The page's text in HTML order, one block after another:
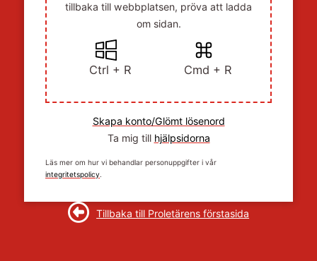
tillbaka till webbplatsen, pröva att ladda
om sidan.
Ctrl + R Cmd + R
Skapa konto/Glömt lösenord
Ta mig till hjälpsidorna
Läs mer om hur vi behandlar personuppgifter i vår
integritetspolicy.
Tillbaka till Proletärens förstasida